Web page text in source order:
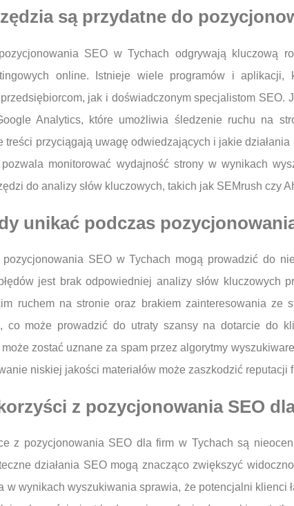
są przydatne do
SEO w Tychach odgrywają kluczową
online. Istnieje wiele programów i aplikacji,
jak i doświadczonym specjalistom SEO.
Analytics, które umożliwia śledzenie ruchu na
treści przyciągają uwagę odwiedzających i jakie
monitorować wydajność strony w wynikach
do analizy słów kluczowych, takich jak SEMrush czy
unikać podczas
pozycjonowania SEO w Tychach mogą prowadzić do
jest brak odpowiedniej analizy słów kluczowych
ruchem na stronie oraz brakiem zainteresowania ze
co może prowadzić do utraty szansy na dotarcie do
zostać uznane za spam przez algorytmy
niskiej jakości materiałów może zaszkodzić
z pozycjonowania SEO
z pozycjonowania SEO dla firm w Tychach są
działania SEO mogą znacząco zwiększyć
w wynikach wyszukiwania sprawia, że potencjalni klienci